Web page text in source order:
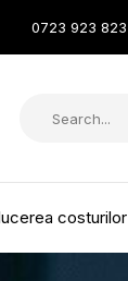
0723 923 823
costurilor